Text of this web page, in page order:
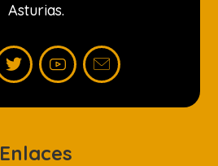
Asturias.
Enlaces